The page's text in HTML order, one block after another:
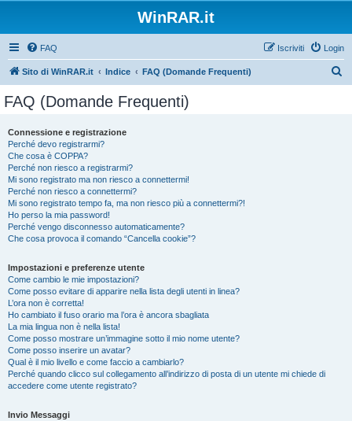
WinRAR.it
FAQ Login
Iscriviti
Sito di WinRAR.it Indice FAQ (Domande Frequenti)
FAQ (Domande Frequenti)
Connessione e registrazione
Perché devo registrarmi?
Che cosa è COPPA?
Perché non riesco a registrarmi?
Mi sono registrato ma non riesco a connettermi!
Perché non riesco a connettermi?
Mi sono registrato tempo fa, ma non riesco più a connettermi?!
Ho perso la mia password!
Perché vengo disconnesso automaticamente?
Che cosa provoca il comando “Cancella cookie”?
Impostazioni e preferenze utente
Come cambio le mie impostazioni?
Come posso evitare di apparire nella lista degli utenti in linea?
L’ora non è corretta!
Ho cambiato il fuso orario ma l’ora è ancora sbagliata
La mia lingua non è nella lista!
Come posso mostrare un’immagine sotto il mio nome utente?
Come posso inserire un avatar?
Qual è il mio livello e come faccio a cambiarlo?
Perché quando clicco sul collegamento all’indirizzo di posta di un utente mi chiede di
accedere come utente registrato?
Invio Messaggi